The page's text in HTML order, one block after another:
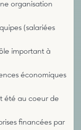
organisation
(salariées
important à
économiques
été au coeur de
financées par